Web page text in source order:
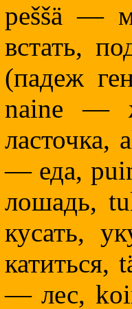
peššä —
встать,
(падеж
naine —
— еда,
лошадь,
кусать,
катиться,
— лес,